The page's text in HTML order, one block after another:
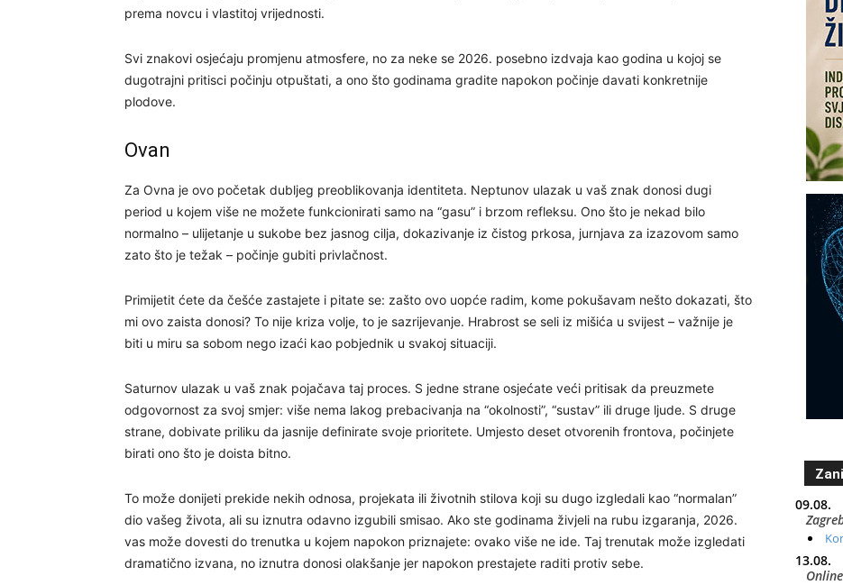
prema novcu i vlastitoj vrijednosti.
Svi znakovi osjećaju promjenu atmosfere, no za neke se 2026. posebno izdvaja kao godina u kojoj se
dugotrajni pritisci počinju otpuštati, a ono što godinama gradite napokon počinje davati konkretnije
plodove.
Ovan
Za Ovna je ovo početak dubljeg preoblikovanja identiteta. Neptunov ulazak u vaš znak donosi dugi
period u kojem više ne možete funkcionirati samo na “gasu” i brzom refleksu. Ono što je nekad bilo
normalno – ulijetanje u sukobe bez jasnog cilja, dokazivanje iz čistog prkosa, jurnjava za izazovom samo
zato što je težak – počinje gubiti privlačnost.
Primijetit ćete da češće zastajete i pitate se: zašto ovo uopće radim, kome pokušavam nešto dokazati, što
mi ovo zaista donosi? To nije kriza volje, to je sazrijevanje. Hrabrost se seli iz mišića u svijest – važnije je
biti u miru sa sobom nego izaći kao pobjednik u svakoj situaciji.
Saturnov ulazak u vaš znak pojačava taj proces. S jedne strane osjećate veći pritisak da preuzmete
odgovornost za svoj smjer: više nema lakog prebacivanja na “okolnosti”, “sustav” ili druge ljude. S druge
strane, dobivate priliku da jasnije definirate svoje prioritete. Umjesto deset otvorenih frontova, počinjete
birati ono što je doista bitno.
To može donijeti prekide nekih odnosa, projekata ili životnih stilova koji su dugo izgledali kao “normalan”
dio vašeg života, ali su iznutra odavno izgubili smisao. Ako ste godinama živjeli na rubu izgaranja, 2026.
vas može dovesti do trenutka u kojem napokon priznajete: ovako više ne ide. Taj trenutak može izgledati
dramatično izvana, no iznutra donosi olakšanje jer napokon prestajete raditi protiv sebe.
09.08.
13.08.
Online